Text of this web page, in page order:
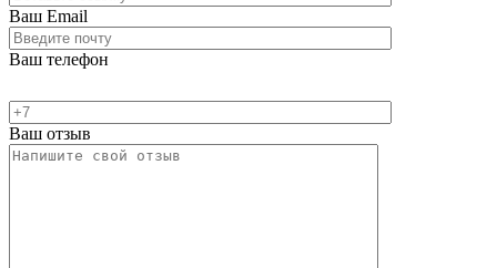
Ваш Email
Ваш телефон
Ваш отзыв